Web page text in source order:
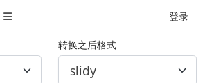
登录
转换之后格式